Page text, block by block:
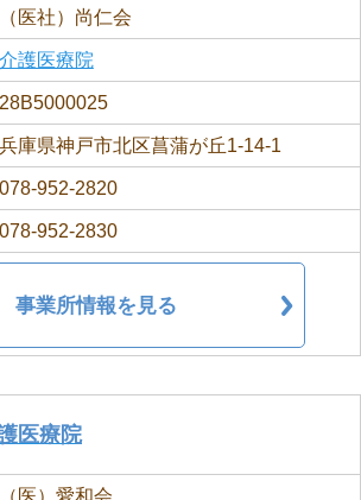
（医社）尚仁会
介護医療院
28B5000025
兵庫県神戸市北区菖蒲が丘1-14-1
078-952-2820
078-952-2830
事業所情報を見る
医療院
（医）愛和会